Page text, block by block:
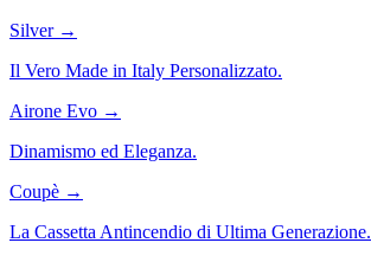
Silver →
Il Vero Made in Italy Personalizzato.
Airone Evo →
Dinamismo ed Eleganza.
Coupè →
La Cassetta Antincendio di Ultima Generazione.